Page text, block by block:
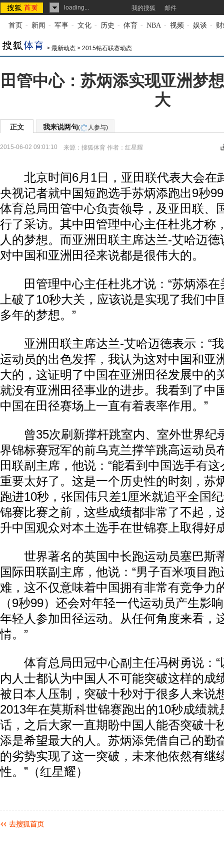
loading... 我的搜狐 邮件
首页 - 新闻 - 军事 - 文化 - 历史 - 体育 - NBA - 视频 - 娱谈 -
> 最新动态 > 2015钻石联赛动态
田管中心：苏炳添实现亚洲梦
大
正文 我来说两句( 人参与)
2015-06-02 09:01:10 来源： 搜狐体育 作者：红星耀
北京时间6月1日，亚田联代表大会在
央视记者就中国短跑选手苏炳添跑出9秒
体育总局田管中心负责领导，及亚田联、
行了采访。其中田管理中心主任杜兆才称
人的梦想。而亚洲田联主席达兰-艾哈迈
对中国和亚洲田径来说都是很伟大的。
田管理中心主任杜兆才说：“苏炳添在
上破了10秒大关，应该说是实现了我们中
多年的梦想。”
亚洲田联主席达兰-艾哈迈德表示：“我
运动员的出色发挥，我认为这对中国和亚
大的，这证明了中国在亚洲田径发展中的
就没有亚洲田径事业的进步。我看到了中
中国在田径赛场上一直有着表率作用。”
曾35次刷新撑杆跳室内、室外世界纪
界锦标赛冠军的前乌克兰撑竿跳高运动员
田联副主席，他说：“能看到中国选手有
重要太好了。这是一个历史性的时刻，苏
跑进10秒，张国伟只差1厘米就追平全国
锦赛比赛之前，这些成绩都非常了不起，
升中国观众对本土选手在世锦赛上取得好
世界著名的英国中长跑运动员塞巴斯
国际田联副主席，他说：“男子百米项目
难，这不仅意味着中国拥有非常有竞争力
（9秒99）还会对年轻一代运动员产生影
年轻人参加田径运动。从任何角度来看，
情。”
体育总局田冠中心副主任冯树勇说：“
内人士都认为中国人不可能突破这样的成
被日本人压制，突破十秒对于很多人来说
2013年在莫斯科世锦赛跑出的10秒成绩就
话，之后大家一直期盼中国人能否突破十
添是希望最大的人。苏炳添凭借自己的勤
的劣势实现了这一突破，未来他依然有继
性。”（红星耀）